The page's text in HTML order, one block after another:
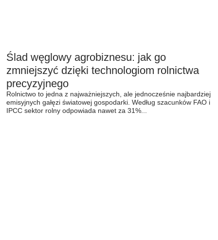
Ślad węglowy agrobiznesu: jak go
zmniejszyć dzięki technologiom rolnictwa
precyzyjnego
Rolnictwo to jedna z najważniejszych, ale jednocześnie najbardziej
emisyjnych gałęzi światowej gospodarki. Według szacunków FAO i
IPCC sektor rolny odpowiada nawet za 31%...